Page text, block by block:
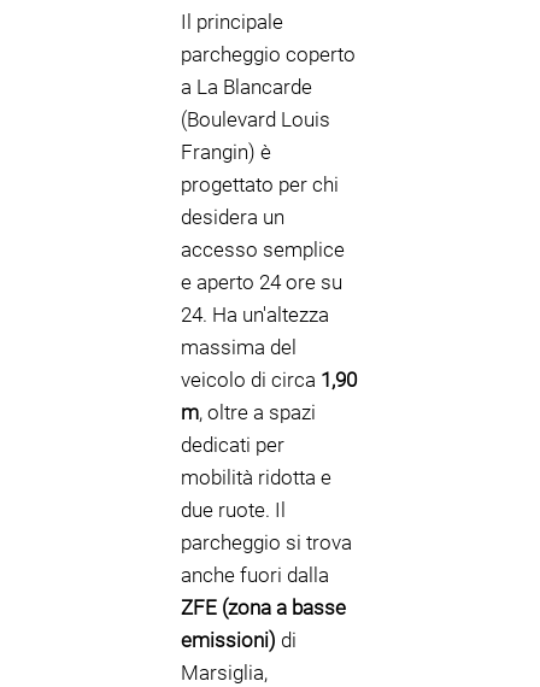
Il principale
parcheggio coperto
a La Blancarde
(Boulevard Louis
Frangin) è
progettato per chi
desidera un
accesso semplice
e aperto 24 ore su
24. Ha un'altezza
massima del
veicolo di circa 1,90
m, oltre a spazi
dedicati per
mobilità ridotta e
due ruote. Il
parcheggio si trova
anche fuori dalla
ZFE (zona a basse
emissioni) di
Marsiglia,